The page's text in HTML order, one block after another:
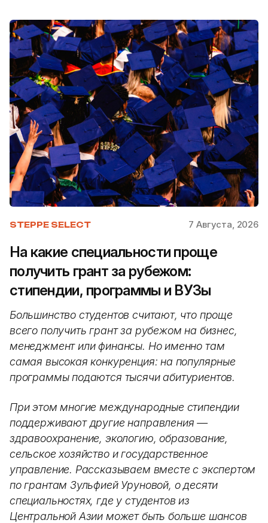
STEPPE SELECT 7 Августа, 2026
На какие специальности проще
получить грант за рубежом:
стипендии, программы и ВУЗы
Большинство студентов считают, что проще
всего получить грант за рубежом на бизнес,
менеджмент или финансы. Но именно там
самая высокая конкуренция: на популярные
программы подаются тысячи абитуриентов.
При этом многие международные стипендии
поддерживают другие направления —
здравоохранение, экологию, образование,
сельское хозяйство и государственное
управление. Рассказываем вместе с экспертом
по грантам Зульфией Уруновой, о десяти
специальностях, где у студентов из
Центральной Азии может быть больше шансов